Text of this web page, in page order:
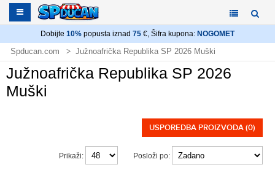
Dobijte 10% popusta iznad 75 €, Šifra kupona: NOGOMET
Spducan.com Južnoafrička Republika SP 2026 Muški
Južnoafrička Republika SP 2026
Muški
USPOREDBA PROIZVODA (0)
Posloži po:
Prikaži: